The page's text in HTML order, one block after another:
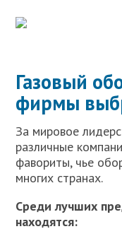
Газовый
фирмы
За мировое
различные
фавориты, чье
многих странах.
Среди лучших
находятся: